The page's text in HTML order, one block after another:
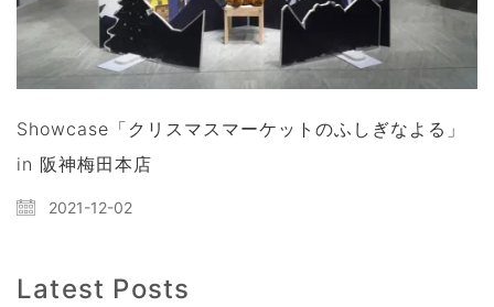
Showcase「クリスマスマーケットのふしぎなよる」
in 阪神梅田本店
2021-12-02
Latest Posts